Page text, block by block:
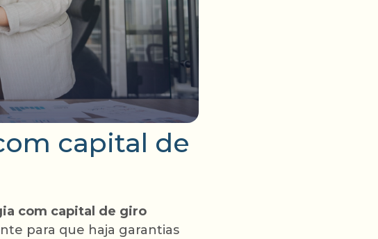
capital de
com capital de giro
para que haja garantias